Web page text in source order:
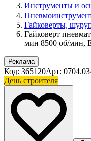
Инструменты и
Гайковерты,
Гайковерт
мин 8500 об/мин,
Реклама
Код: 365120Арт:
День строителя